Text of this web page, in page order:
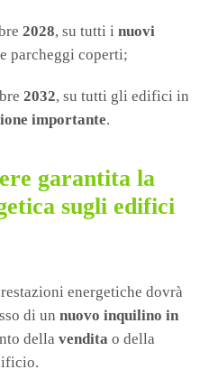
2028, su tutti i nuovi
e parcheggi coperti;
2032, su tutti gli edifici in
importante.
garantita la
sugli edifici
energetiche dovrà
di un nuovo inquilino in
della vendita o della